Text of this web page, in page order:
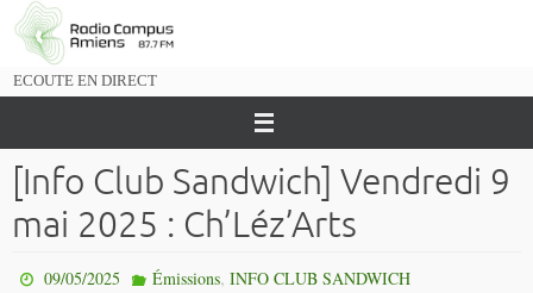
Passer
vers
ECOUTE EN DIRECT
[Info Club Sandwich] Vendredi 9
mai 2025 : Ch’Léz’Arts
09/05/2025 Émissions, INFO CLUB SANDWICH